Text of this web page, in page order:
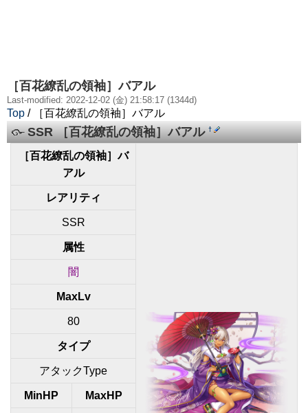
［百花繚乱の領袖］バアル
Last-modified: 2022-12-02 (金) 21:58:17 (1344d)
Top / ［百花繚乱の領袖］バアル
SSR ［百花繚乱の領袖］バアル†
［百花繚乱の領袖］バ
アル
レアリティ
SSR
属性
闇
MaxLv
80
タイプ
アタックType
MinHP MaxHP